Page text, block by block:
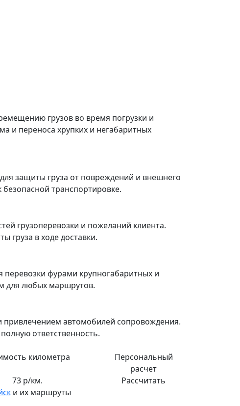
грузов во время погрузки и
и переноса хрупких и негабаритных
защиты груза от повреждений и внешнего
безопасной транспортировке.
грузоперевозки и пожеланий клиента.
груза в ходе доставки.
фурами крупногабаритных и
для любых маршрутов.
привлечением автомобилей сопровождения.
ответственность.
километра
Персональный
расчет
73 р/км.
Рассчитать
и их маршруты